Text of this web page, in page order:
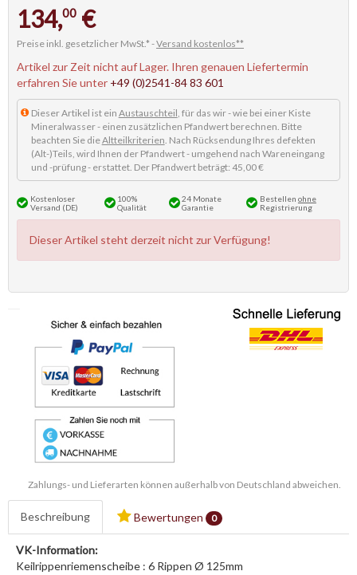
134,00 €
Preise inkl. gesetzlicher MwSt.* -Versand kostenlos**
Artikel zur Zeit nicht auf Lager. Ihren genauen Liefertermin
erfahren Sie unter +49 (0)2541-84 83 601
Dieser Artikel ist ein Austauschteil, für das wir - wie bei einer Kiste
Mineralwasser - einen zusätzlichen Pfandwert berechnen. Bitte
beachten Sie dieAltteilkriterien. Nach Rücksendung Ihres defekten
(Alt-)Teils, wird Ihnen der Pfandwert - umgehend nach Wareneingang
und -prüfung - erstattet. Der Pfandwert beträgt: 45,00 €
Kostenloser
Versand (DE)
100%
Qualität
24 Monate
Garantie
Bestellen ohne
Registrierung
Dieser Artikel steht derzeit nicht zur Verfügung!
Zahlungs- und Lieferarten können außerhalb von Deutschland abweichen.
Beschreibung Bewertungen 0
VK-Information:
Keilrippenriemenscheibe : 6 Rippen Ø 125mm